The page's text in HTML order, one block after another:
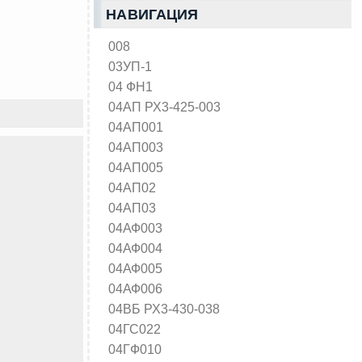
НАВИГАЦИЯ
008
03УП-1
04 ФН1
04АП РХ3-425-003
04АП001
04АП003
04АП005
04АП02
04АП03
04АФ003
04АФ004
04АФ005
04АФ006
04ВБ РХ3-430-038
04ГС022
04ГФ010